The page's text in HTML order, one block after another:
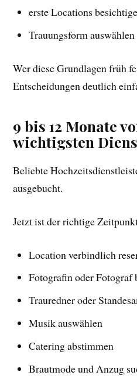
erste Locations
Trauungsform auswählen
Wer diese Grundlagen früh
Entscheidungen deutlich
9 bis 12 Monate
wichtigsten
Beliebte
ausgebucht.
Jetzt ist der richtige
Location verbindlich
Fotografin oder Fotograf
Trauredner oder
Musik auswählen
Catering abstimmen
Brautmode und Anzug